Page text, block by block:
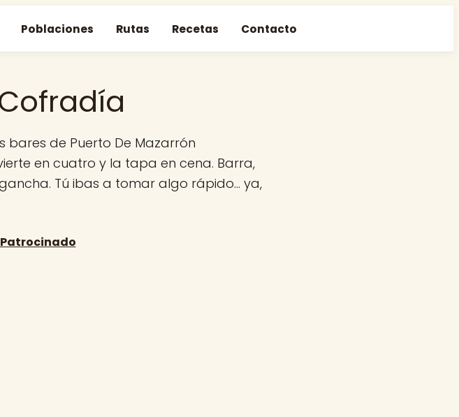
Poblaciones Rutas Recetas Contacto
bares de Puerto De Mazarrón
en cuatro y la tapa en cena. Barra,
Tú ibas a tomar algo rápido… ya,